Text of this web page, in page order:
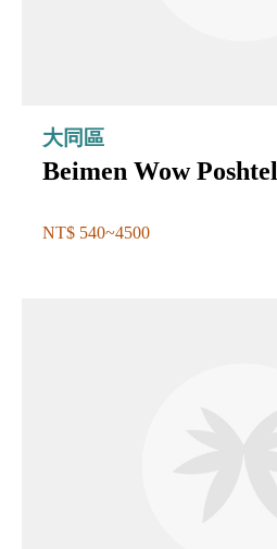
大同區
Beimen Wow Poshtel
NT$ 540~4500